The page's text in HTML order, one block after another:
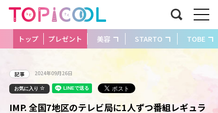
トップ プレゼント 美容 STARTO TOBE
記事 2024年09月26日
お気に入り
IMP. 全国7地区のテレビ局に1人ずつ番組レギュラ